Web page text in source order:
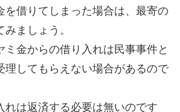
を借りてしまった場合は、最寄の
ましょう。
ミ金からの借り入れは民事事件と
理してもらえない場合があるので
れは返済する必要は無いのです